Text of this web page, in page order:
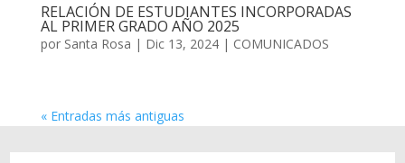
RELACIÓN DE ESTUDIANTES INCORPORADAS
AL PRIMER GRADO AÑO 2025
por Santa Rosa | Dic 13, 2024| COMUNICADOS
« Entradas más antiguas